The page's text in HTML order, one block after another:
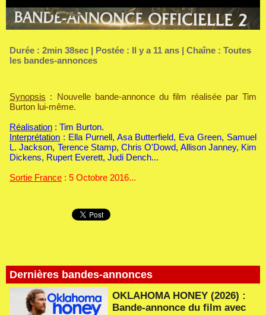
Dernières bandes-annonces
OKLAHOMA HONEY (2026) :
Bande-annonce du film avec
Durée : 2min 38sec | Postée : Il y a 11 ans | Chaîne : Toutes
les bandes-annonces
Synopsis : Nouvelle bande-annonce du film réalisée par Tim
Burton lui-même.
Réalisation : Tim Burton.
Interprétation : Ella Purnell, Asa Butterfield, Eva Green, Samuel
L. Jackson, Terence Stamp, Chris O'Dowd, Allison Janney, Kim
Dickens, Rupert Everett, Judi Dench...
Sortie France : 5 Octobre 2016...